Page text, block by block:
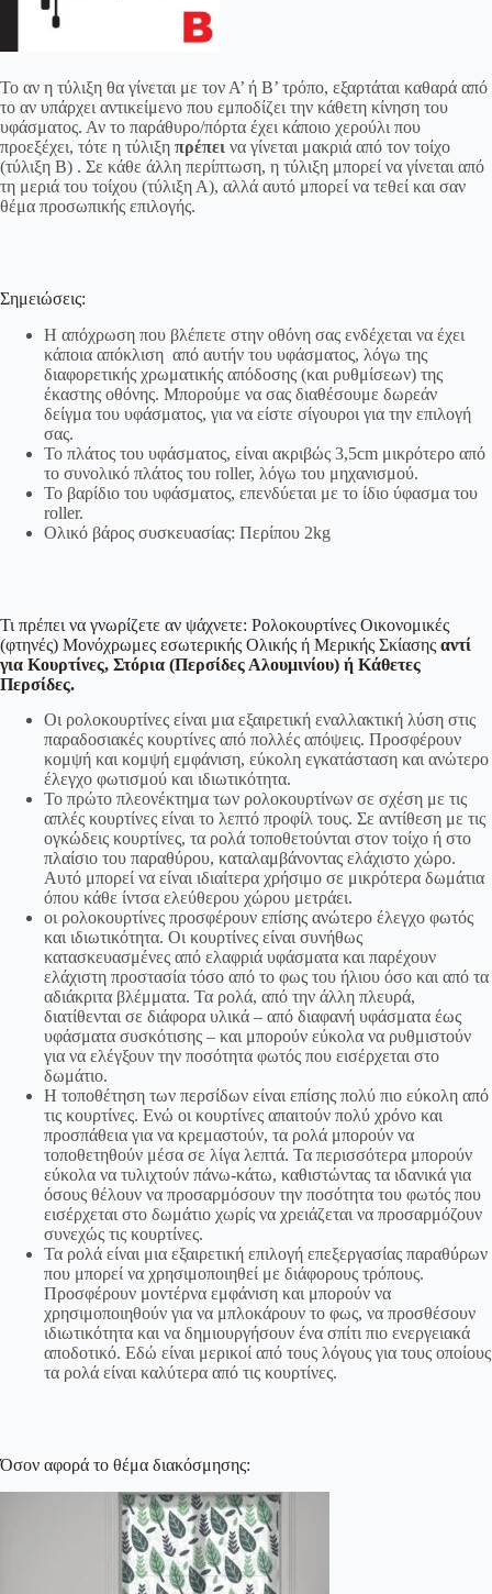
Το αν η τύλιξη θα γίνεται με τον Α’ ή Β’ τρόπο, εξαρτάται καθαρά από
το αν υπάρχει αντικείμενο που εμποδίζει την κάθετη κίνηση του
υφάσματος. Αν το παράθυρο/πόρτα έχει κάποιο χερούλι που
προεξέχει, τότε η τύλιξη πρέπει να γίνεται μακριά από τον τοίχο
(τύλιξη Β) . Σε κάθε άλλη περίπτωση, η τύλιξη μπορεί να γίνεται από
τη μεριά του τοίχου (τύλιξη Α), αλλά αυτό μπορεί να τεθεί και σαν
θέμα προσωπικής επιλογής.
Σημειώσεις:
Η απόχρωση που βλέπετε στην οθόνη σας ενδέχεται να έχει
κάποια απόκλιση από αυτήν του υφάσματος, λόγω της
διαφορετικής χρωματικής απόδοσης (και ρυθμίσεων) της
έκαστης οθόνης. Μπορούμε να σας διαθέσουμε δωρεάν
δείγμα του υφάσματος, για να είστε σίγουροι για την επιλογή
σας.
Το πλάτος του υφάσματος, είναι ακριβώς 3,5cm μικρότερο από
το συνολικό πλάτος του roller, λόγω του μηχανισμού.
Το βαρίδιο του υφάσματος, επενδύεται με το ίδιο ύφασμα του
roller.
Ολικό βάρος συσκευασίας: Περίπου 2kg
Τι πρέπει να γνωρίζετε αν ψάχνετε: Ρολοκουρτίνες Οικονομικές
(φτηνές) Μονόχρωμες εσωτερικής Ολικής ή Μερικής Σκίασης αντί
για Κουρτίνες, Στόρια (Περσίδες Αλουμινίου) ή Κάθετες
Περσίδες.
Οι ρολοκουρτίνες είναι μια εξαιρετική εναλλακτική λύση στις
παραδοσιακές κουρτίνες από πολλές απόψεις. Προσφέρουν
κομψή και κομψή εμφάνιση, εύκολη εγκατάσταση και ανώτερο
έλεγχο φωτισμού και ιδιωτικότητα.
Το πρώτο πλεονέκτημα των ρολοκουρτίνων σε σχέση με τις
απλές κουρτίνες είναι το λεπτό προφίλ τους. Σε αντίθεση με τις
ογκώδεις κουρτίνες, τα ρολά τοποθετούνται στον τοίχο ή στο
πλαίσιο του παραθύρου, καταλαμβάνοντας ελάχιστο χώρο.
Αυτό μπορεί να είναι ιδιαίτερα χρήσιμο σε μικρότερα δωμάτια
όπου κάθε ίντσα ελεύθερου χώρου μετράει.
οι ρολοκουρτίνες προσφέρουν επίσης ανώτερο έλεγχο φωτός
και ιδιωτικότητα. Οι κουρτίνες είναι συνήθως
κατασκευασμένες από ελαφριά υφάσματα και παρέχουν
ελάχιστη προστασία τόσο από το φως του ήλιου όσο και από τα
αδιάκριτα βλέμματα. Τα ρολά, από την άλλη πλευρά,
διατίθενται σε διάφορα υλικά – από διαφανή υφάσματα έως
υφάσματα συσκότισης – και μπορούν εύκολα να ρυθμιστούν
για να ελέγξουν την ποσότητα φωτός που εισέρχεται στο
δωμάτιο.
Η τοποθέτηση των περσίδων είναι επίσης πολύ πιο εύκολη από
τις κουρτίνες. Ενώ οι κουρτίνες απαιτούν πολύ χρόνο και
προσπάθεια για να κρεμαστούν, τα ρολά μπορούν να
τοποθετηθούν μέσα σε λίγα λεπτά. Τα περισσότερα μπορούν
εύκολα να τυλιχτούν πάνω-κάτω, καθιστώντας τα ιδανικά για
όσους θέλουν να προσαρμόσουν την ποσότητα του φωτός που
εισέρχεται στο δωμάτιο χωρίς να χρειάζεται να προσαρμόζουν
συνεχώς τις κουρτίνες.
Τα ρολά είναι μια εξαιρετική επιλογή επεξεργασίας παραθύρων
που μπορεί να χρησιμοποιηθεί με διάφορους τρόπους.
Προσφέρουν μοντέρνα εμφάνιση και μπορούν να
χρησιμοποιηθούν για να μπλοκάρουν το φως, να προσθέσουν
ιδιωτικότητα και να δημιουργήσουν ένα σπίτι πιο ενεργειακά
αποδοτικό. Εδώ είναι μερικοί από τους λόγους για τους οποίους
τα ρολά είναι καλύτερα από τις κουρτίνες.
Όσον αφορά το θέμα διακόσμησης: